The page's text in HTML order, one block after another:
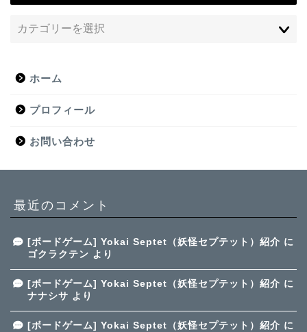
ホーム
プロフィール
お問い合わせ
最近のコメント
[ボードゲーム] Yokai Septet（妖怪セプテット）紹介 に
ゴクラクテン より
[ボードゲーム] Yokai Septet（妖怪セプテット）紹介 に
ナナシサ より
[ボードゲーム] Yokai Septet（妖怪セプテット）紹介 に